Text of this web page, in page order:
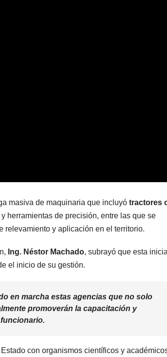
masiva de maquinaria que incluyó tractores
herramientas de precisión, entre las que se
relevamiento y aplicación en el territorio.
Ing. Néstor Machado, subrayó que esta
el inicio de su gestión.
en marcha estas agencias que no solo
promoverán la capacitación y
con organismos científicos y